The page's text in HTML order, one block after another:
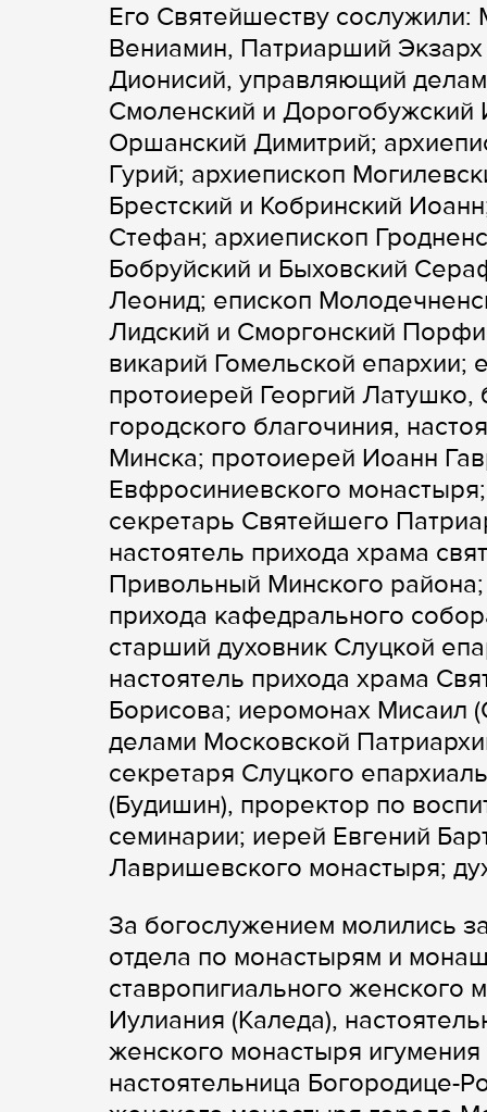
Его Святейшеству сослужили:
Вениамин, Патриарший
Дионисий, управляющий
Смоленский и Дорогобужский
Оршанский Димитрий;
Гурий; архиепископ
Брестский и Кобринский
Стефан; архиепископ
Бобруйский и Быховский
Леонид; епископ
Лидский и Сморгонский
викарий Гомельской епархии;
протоиерей Георгий Латушко,
городского благочиния,
Минска; протоиерей Иоанн
Евфросиниевского
секретарь Святейшего
настоятель прихода храма
Привольный Минского
прихода кафедрального
старший духовник Слуцкой
настоятель прихода храма
Борисова; иеромонах Мисаил
делами Московской
секретаря Слуцкого
(Будишин), проректор по
семинарии; иерей Евгений
Лавришевского монастыря;
За богослужением молились
отдела по монастырям и
ставропигиального женского
Иулиания (Каледа),
женского монастыря
настоятельница Богородице-